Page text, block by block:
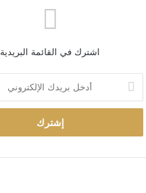
اشترك في القائمة البريدية
خ
ب